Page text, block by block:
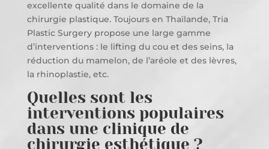
excellente qualité dans le domaine de la
chirurgie plastique. Toujours en Thaïlande, Tria
Plastic Surgery propose une large gamme
d’interventions : le lifting du cou et des seins, la
réduction du mamelon, de l’aréole et des lèvres,
la rhinoplastie, etc.
Quelles sont les
interventions populaires
dans une clinique de
chirurgie esthétique ?